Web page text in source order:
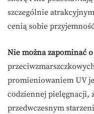
szczególnie
cenią sobie
Nie można zapominać
promieniowaniem UV
codziennej pielęgnacji,
przedwczesnym